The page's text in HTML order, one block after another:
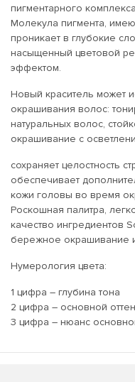
пигментарного
Молекула пигмента,
проникает в глубокие
насыщенный цветовой
эффектом.
Новый краситель может
окрашивания волос:
натуральных волос,
окрашивание с
сохраняет целостность
обеспечивает
кожи головы во время
Роскошная палитра,
качество ингредиентов
бережное окрашивание
Нумерология цвета:
1 цифра – глубина тона
2 цифра – основной
3 цифра – нюанс